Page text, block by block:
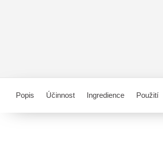
Popis Účinnost Ingredience Použití